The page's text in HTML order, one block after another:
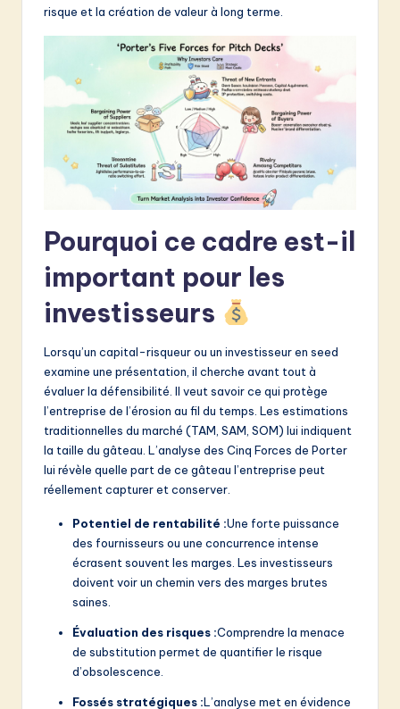
ti
o
risque et la création de valeur à long terme.
Pourquoi ce cadre est-il
important pour les
investisseurs
Lorsqu’un capital-risqueur ou un investisseur en seed
examine une présentation, il cherche avant tout à
évaluer la défensibilité. Il veut savoir ce qui protège
l’entreprise de l’érosion au fil du temps. Les estimations
traditionnelles du marché (TAM, SAM, SOM) lui indiquent
la taille du gâteau. L’analyse des Cinq Forces de Porter
lui révèle quelle part de ce gâteau l’entreprise peut
réellement capturer et conserver.
Potentiel de rentabilité :Une forte puissance
des fournisseurs ou une concurrence intense
écrasent souvent les marges. Les investisseurs
doivent voir un chemin vers des marges brutes
saines.
Évaluation des risques :Comprendre la menace
de substitution permet de quantifier le risque
d’obsolescence.
Fossés stratégiques :L’analyse met en évidence